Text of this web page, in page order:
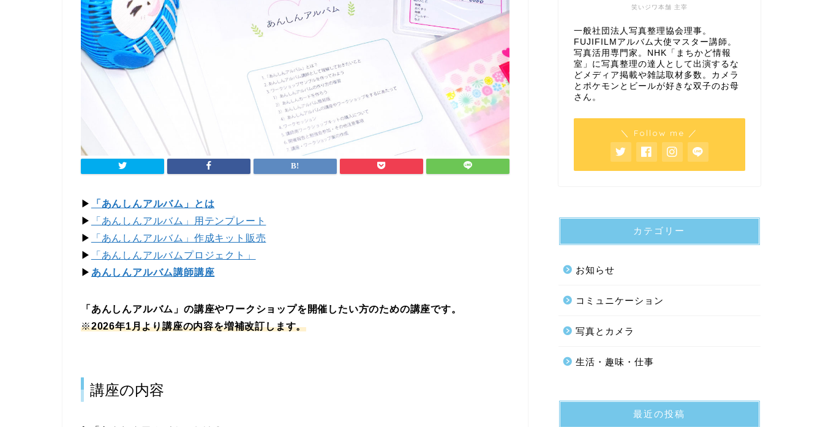
▶︎
「あんしんアルバム」とは
▶︎
「あんしんアルバム」用テンプレート
▶︎
「あんしんアルバム」作成キット販売
▶︎
「あんしんアルバムプロジェクト」
▶︎ あんしんアルバム講師講座
「あんしんアルバム」の講座やワークショップを開催したい方のための講座です。
※2026年1月より講座の内容を増補改訂します。
講座の内容
笑いジワ本舗 主宰
一般社団法人写真整理協会理事。
FUJIFILMアルバム大使マスター講師。
写真活用専門家。NHK「まちかど情報
室」に写真整理の達人として出演するな
どメディア掲載や雑誌取材多数。カメラ
とポケモンとビールが好きな双子のお母
さん。
＼ Follow me ／
カテゴリー
お知らせ
コミュニケーション
写真とカメラ
生活・趣味・仕事
最近の投稿